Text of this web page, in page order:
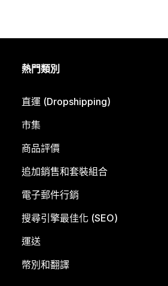
熱門類別
直運 (Dropshipping)
市集
商品評價
追加銷售和套裝組合
電子郵件行銷
搜尋引擎最佳化 (SEO)
運送
幣別和翻譯